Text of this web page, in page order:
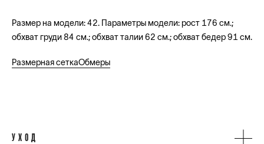
Размер на модели: 42. Параметры модели: рост 176 см.;
обхват груди 84 см.; обхват талии 62 см.; обхват бедер 91 см.
Размерная сеткаОбмеры
УХОД